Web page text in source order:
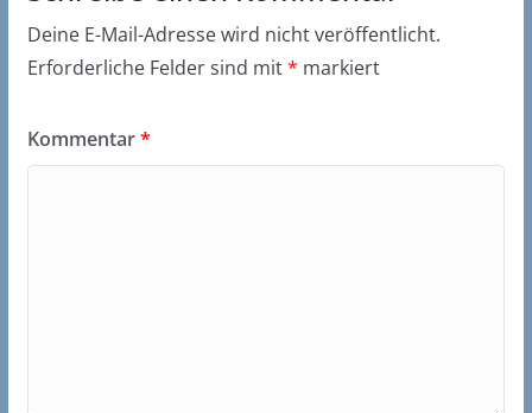
Deine E-Mail-Adresse wird nicht veröffentlicht.
Erforderliche Felder sind mit* markiert
Kommentar*